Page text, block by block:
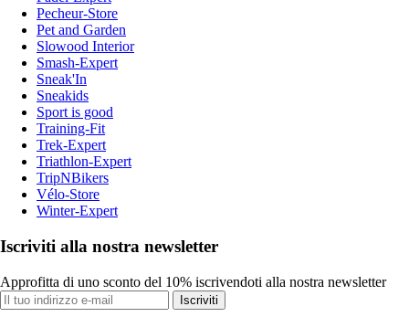
Pecheur-Store
Pet and Garden
Slowood Interior
Smash-Expert
Sneak'In
Sneakids
Sport is good
Training-Fit
Trek-Expert
Triathlon-Expert
TripNBikers
Vélo-Store
Winter-Expert
Iscriviti alla nostra newsletter
Approfitta di uno sconto del 10% iscrivendoti alla nostra newsletter
Iscriviti